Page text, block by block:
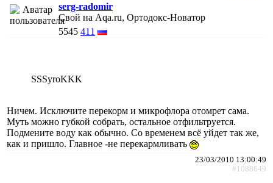
serg-radomir
Свой на Aqa.ru, Ортодокс-Новатор
5545 411
SSSyroKKK
Ничем. Исключите перекорм и микрофлора отомрет сама.
Муть можно губкой собрать, остальное отфильтруется.
Подмените воду как обычно. Со временем всё уйдет так же,
как и пришло. Главное -не перекармливать
23/03/2010 13:00:49
#1088649